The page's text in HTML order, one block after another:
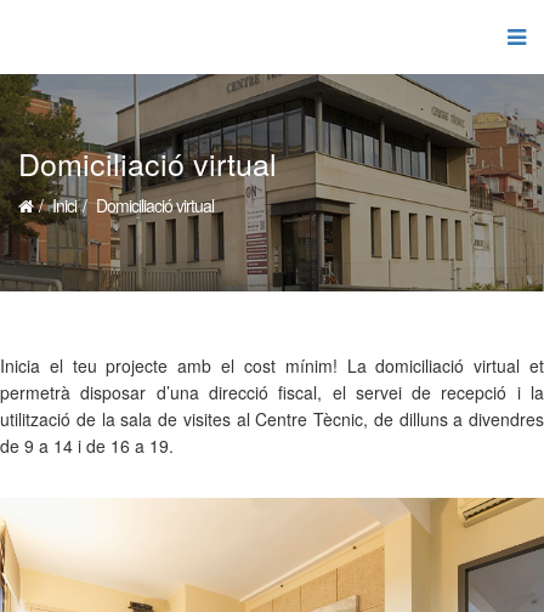
Domiciliacióvirtual
Inici Domiciliació virtual
Inicia el teu projecte amb el cost mínim! La domiciliació virtual et
permetrà disposar d’una direcció fiscal, el servei de recepció i la
utilització de la sala de visites al Centre Tècnic, de dilluns a divendres
de 9 a 14 i de 16 a 19.